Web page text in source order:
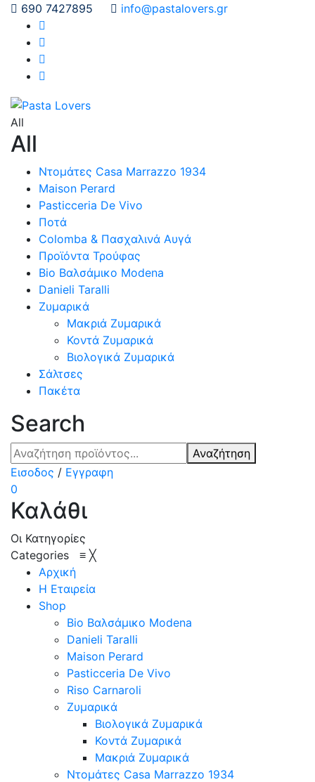
690 7427895 info@pastalovers.gr
All
All
Ντομάτες Casa Marrazzo 1934
Maison Perard
Pasticceria De Vivo
Ποτά
Colomba & Πασχαλινά Αυγά
Προϊόντα Τρούφας
Bio Βαλσάμικο Modena
Danieli Taralli
Ζυμαρικά
Μακριά Ζυμαρικά
Κοντά Ζυμαρικά
Βιολογικά Ζυμαρικά
Σάλτσες
Πακέτα
Search
Αναζήτηση
Εισοδος / Εγγραφη
0
Καλάθι
Οι Κατηγορίες
Categories ≡ ╳
Αρχική
Η Εταιρεία
Shop
Bio Βαλσάμικο Modena
Danieli Taralli
Maison Perard
Pasticceria De Vivo
Riso Carnaroli
Ζυμαρικά
Βιολογικά Ζυμαρικά
Κοντά Ζυμαρικά
Μακριά Ζυμαρικά
Ντομάτες Casa Marrazzo 1934